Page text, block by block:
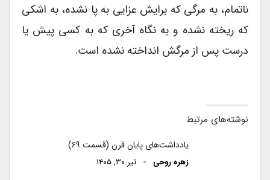
ناتمام، به مرگی که برایش عزایی به پا نشده، به اشکی
که ریخته نشده و به نگاه آخری که به کسی پیش یا
درست پس از مرگش انداخته نشده است.
نوشته‌های مرتبط
یادداشت‌های پایان قرن (قسمت ۶۹)
زهره روحی تیر ۳۰, ۱۴۰۵